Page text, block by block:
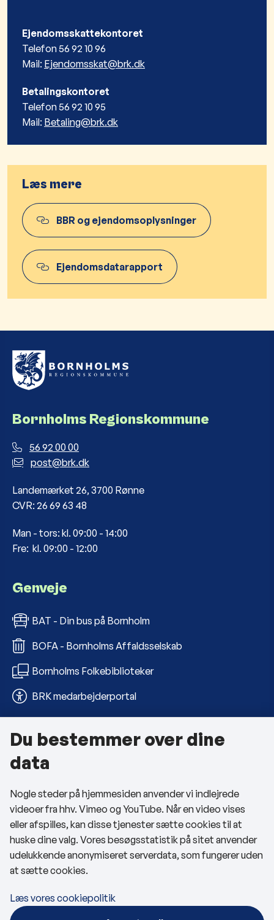
Ejendomsskattekontoret
Telefon 56 92 10 96
Mail: Ejendomsskat@brk.dk
Betalingskontoret
Telefon 56 92 10 95
Mail: Betaling@brk.dk
Læs mere
BBR og ejendomsoplysninger
Ejendomsdatarapport
Bornholms Regionskommune
56 92 00 00
post@brk.dk
Landemærket 26, 3700 Rønne
CVR: 26 69 63 48
Man - tors: kl. 09:00 - 14:00
Fre: kl. 09:00 - 12:00
Genveje
BAT - Din bus på Bornholm
BOFA - Bornholms Affaldsselskab
Bornholms Folkebiblioteker
BRK medarbejderportal
Om kommunen
Kontakt os
Telefon- og åbningstider
Tilgængelighedserklæring
Privatlivspolitik
Cookies
Følg os
Du bestemmer over dine
data
Nogle steder på hjemmesiden anvender vi indlejrede
videoer fra hhv. Vimeo og YouTube. Når en video vises
eller afspilles, kan disse tjenester sætte cookies til at
huske dine valg. Vores besøgsstatistik på sitet anvender
udelukkende anonymiseret serverdata, som fungerer uden
at sætte cookies.
Læs vores cookiepolitik